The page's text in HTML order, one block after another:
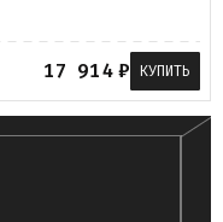
17 914₽ КУПИТЬ